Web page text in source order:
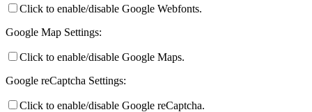
Click to enable/disable Google Webfonts.
Google Map Settings:
Click to enable/disable Google Maps.
Google reCaptcha Settings:
Click to enable/disable Google reCaptcha.